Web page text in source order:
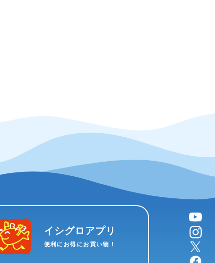
イシグロアプリ
便利にお得にお買い物！
YouTube
instagram
X
facebook